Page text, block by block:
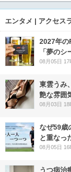
エンタメ | アクセス
2027年の
「夢の
08月05日 17
東雲うみ
艶な雰囲
08月03日 18
なぜ59歳
と重なっ
08月05日 16
うつ病治